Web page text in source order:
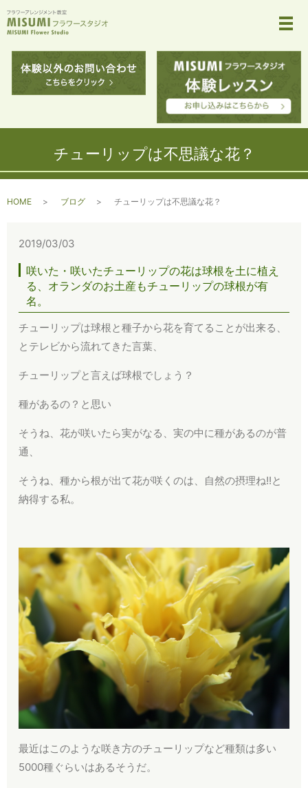
メ
チューリップは不思議な花？
HOME ブログ チューリップは不思議な花？
2019/03/03
咲いた・咲いたチューリップの花は球根を土に植え
る、オランダのお土産もチューリップの球根が有
名。
チューリップは球根と種子から花を育てることが出来る、
とテレビから流れてきた言葉、
チューリップと言えば球根でしょう？
種があるの？と思い
そうね、花が咲いたら実がなる、実の中に種があるのが普
通、
そうね、種から根が出て花が咲くのは、自然の摂理ね!!と
納得する私。
最近はこのような咲き方のチューリップなど種類は多い
5000種ぐらいはあるそうだ。